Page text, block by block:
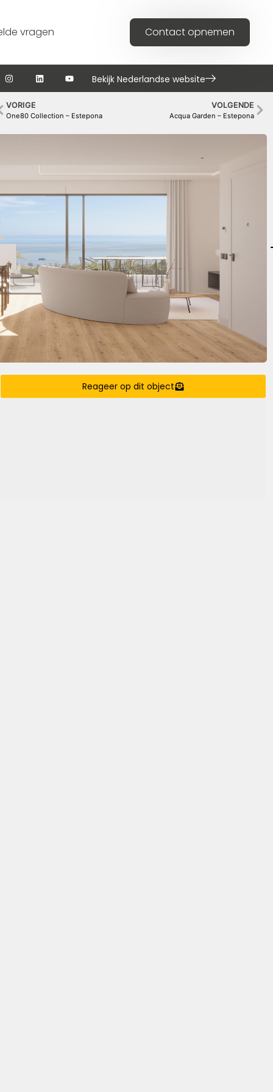
vragen Contact opnemen
Bekijk Nederlandse website
VORIGE
One80 Collection – Estepona
VOLGENDE
Acqua Garden – Estepona
Reageer op dit object